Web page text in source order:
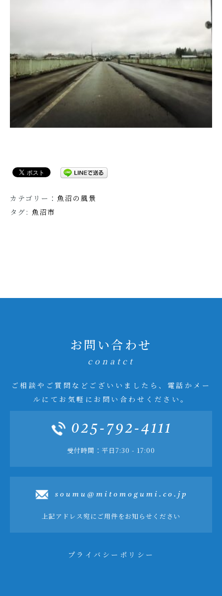
カテゴリー： 魚沼の風景
タグ: 魚沼市
お問い合わせ
conatct
ご相談やご質問などございいましたら、電話かメー
ルにてお気軽にお問い合わせください。
025-792-4111
受付時間：平日7:30 - 17:00
soumu@mitomogumi.co.jp
上記アドレス宛にご用件をお知らせください
プライバシーポリシー